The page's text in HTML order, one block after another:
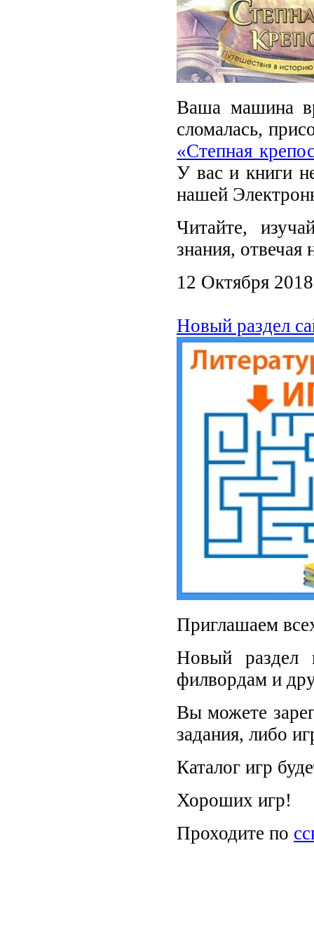
Ваша машина
сломалась,
«Степная
У вас и книги
нашей
Читайте,
знания,
12 Октября 2018
Новый раздел
Приглашаем
Новый раздел
филвордам и
Вы можете
задания, либо
Каталог игр
Хороших игр!
Проходите по